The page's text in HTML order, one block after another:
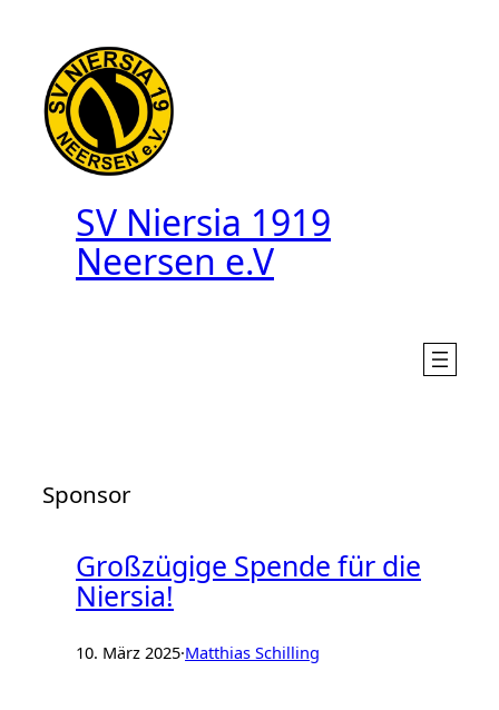
Inhalt
springen
SV Niersia 1919
Neersen e.V
Sponsor
Großzügige Spende für die
Niersia!
10. März 2025·Matthias Schilling